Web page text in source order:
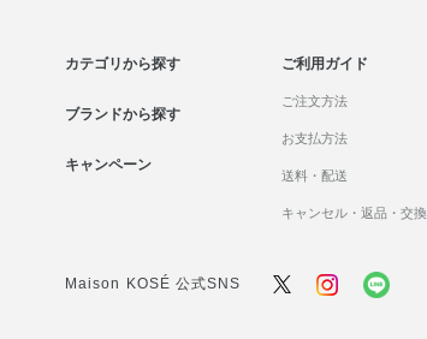
カテゴリから探す
ブランドから探す
キャンペーン
ご利用ガイド
ご注文方法
お支払方法
送料・配送
キャンセル・返品・交換
Maison KOSÉ 公式SNS